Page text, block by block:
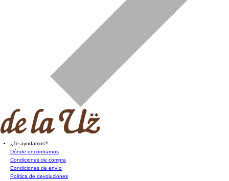
¿Te ayudamos?
Dónde encontrarnos
Condiciones de compra
Condiciones de envío
Política de devoluciones